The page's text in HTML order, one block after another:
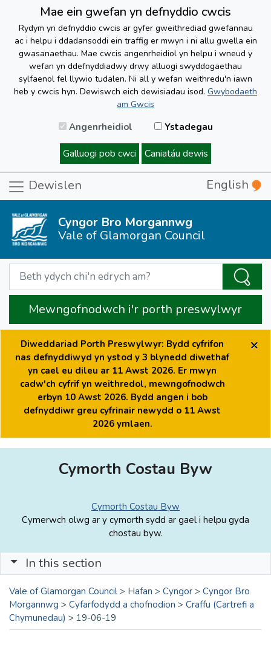
Mae ein gwefan yn defnyddio cwcis
Rydym yn defnyddio cwcis ar gyfer gweithrediad gwefannau
ac i helpu i ddadansoddi ein traffig er mwyn i ni allu gwella ein
gwasanaethau. Mae cwcis angenrheidiol yn helpu i wneud y
wefan yn ddefnyddiadwy drwy alluogi swyddogaethau
sylfaenol fel llywio tudalen. Ni all y wefan weithredu'n iawn
heb y cwcis hyn. Dewiswch eich dewisiadau isod. Gwybodaeth
am Gwcis
Angenrheidiol Ystadegau
Galluogi pob cwci Caniatáu dewis
Dewislen English
Cyngor Bro Morgannwg
Vale of Glamorgan Council
Mewngofnodwch i'r porth preswylwyr
Diweddariad Porth Preswylwyr: Bydd cyfrifon
nas defnyddiwyd yn ystod y 3 blynedd diwethaf
yn cael eu dileu ar 11 Awst 2026. Er mwyn
cadw'ch cyfrif yn weithredol, mewngofnodwch
erbyn 10 Awst 2026. Bydd angen i bob
defnyddiwr greu cyfrinair newydd o 11 Awst
2026 ymlaen.
×
Cymorth Costau Byw
Cymorth Costau Byw
Cymerwch olwg ar y cymorth sydd ar gael i helpu gyda
chostau byw.
In this section
Vale of Glamorgan Council > Hafan > Cyngor > Cyngor Bro
Morgannwg > Cyfarfodydd a chofnodion > Craffu (Cartrefi a
Chymunedau) > 19-06-19